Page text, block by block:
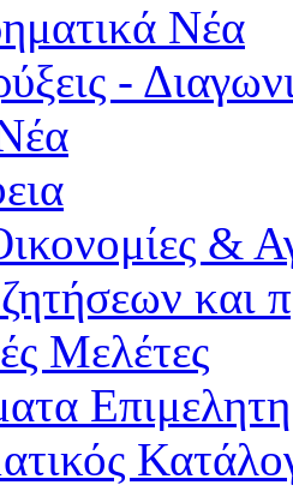
Νέα
-
&
Μελέτες